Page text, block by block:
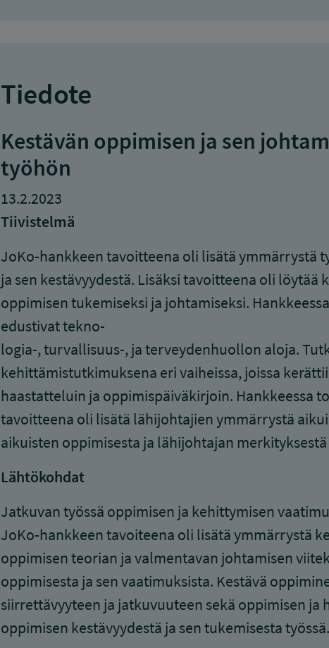
Tiedote
Kestävän oppimisen ja sen
työhön
13.2.2023
Tiivistelmä
JoKo-hankkeen tavoitteena oli lisätä ymmärrystä
ja sen kestävyydestä. Lisäksi tavoitteena oli
oppimisen tukemiseksi ja johtamiseksi.
edustivat tekno-
logia-, turvallisuus-, ja terveydenhuollon aloja.
kehittämistutkimuksena eri vaiheissa, joissa
haastatteluin ja oppimispäiväkirjoin. Hankkeessa
tavoitteena oli lisätä lähijohtajien ymmärrystä
aikuisten oppimisesta ja lähijohtajan
Lähtökohdat
Jatkuvan työssä oppimisen ja kehittymisen
JoKo-hankkeen tavoiteena oli lisätä ymmärrystä
oppimisen teorian ja valmentavan johtamisen
oppimisesta ja sen vaatimuksista. Kestävä
siirrettävyyteen ja jatkuvuuteen sekä oppimisen
oppimisen kestävyydestä ja sen tukemisesta työssä.